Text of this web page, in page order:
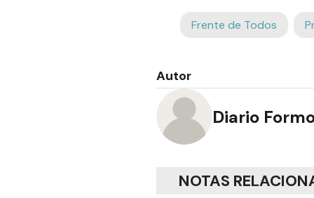
Frente de Todos
Autor
Diario
NOTAS